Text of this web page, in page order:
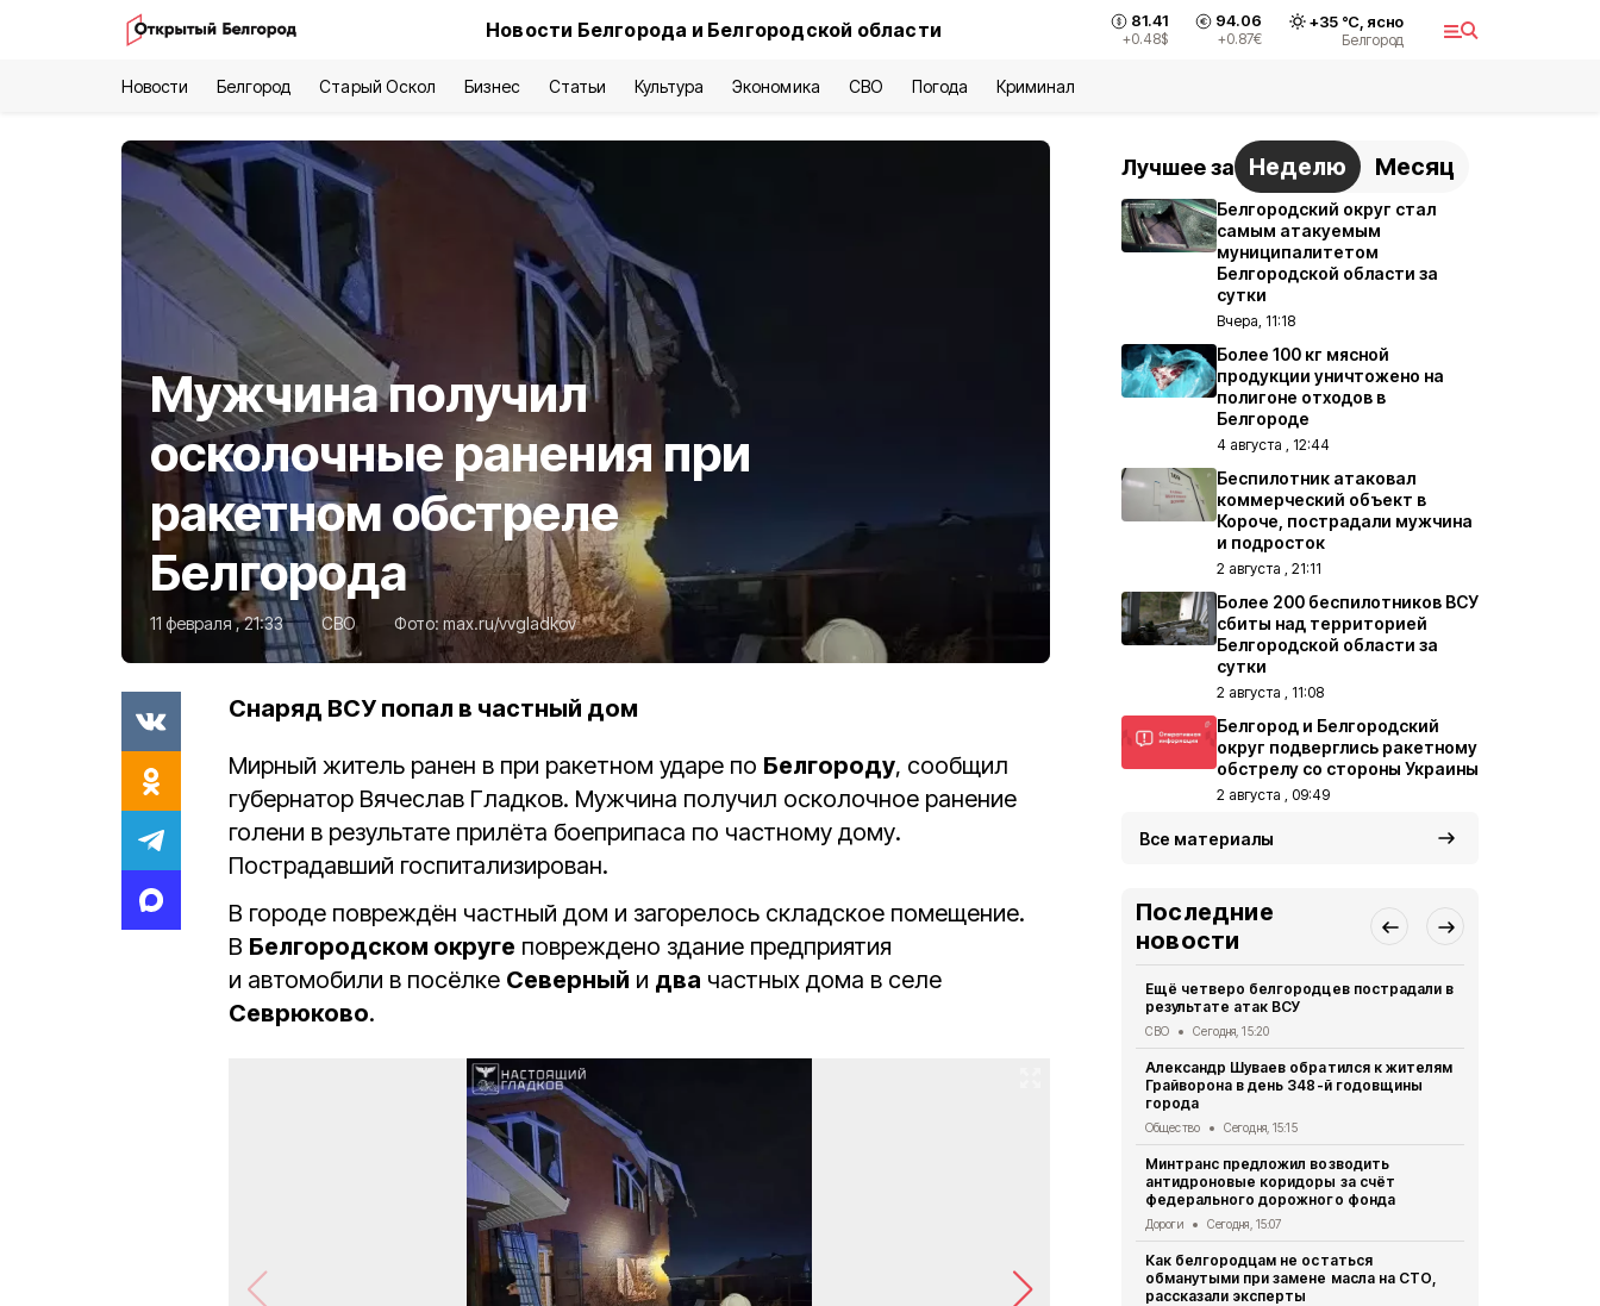
Новости Белгорода и Белгородской области 81.41
+0.48$
94.06
+0.87€
+35°С, ясно
Белгород
Новости Белгород Старый Оскол Бизнес Статьи Культура Экономика СВО Погода Криминал
Мужчина получил
осколочные ранения при
ракетном обстреле
Белгорода
11 февраля , 21:33 СВО Фото: max.ru/vvgladkov
Снаряд ВСУ попал в частный дом
Мирный житель ранен в при ракетном ударе по Белгороду, сообщил
губернатор Вячеслав Гладков. Мужчина получил осколочное ранение
голени в результате прилёта боеприпаса по частному дому.
Пострадавший госпитализирован.
В городе повреждён частный дом и загорелось складское помещение.
В Белгородском округе повреждено здание предприятия
и автомобили в посёлке Северный и два частных дома в селе
Севрюково.
Лучшее за Неделю Месяц
Белгородский округ стал
самым атакуемым
муниципалитетом
Белгородской области за
сутки
Вчера, 11:18
Более 100 кг мясной
продукции уничтожено на
полигоне отходов в
Белгороде
4 августа , 12:44
Беспилотник атаковал
коммерческий объект в
Короче, пострадали мужчина
и подросток
2 августа , 21:11
Более 200 беспилотников ВСУ
сбиты над территорией
Белгородской области за
сутки
2 августа , 11:08
Белгород и Белгородский
округ подверглись ракетному
обстрелу со стороны Украины
2 августа , 09:49
Все материалы
Последние
новости
Ещё четверо белгородцев пострадали в
результате атак ВСУ
СВО Сегодня, 15:20
Александр Шуваев обратился к жителям
Грайворона в день 348-й годовщины
города
Общество Сегодня, 15:15
Минтранс предложил возводить
антидроновые коридоры за счёт
федерального дорожного фонда
Дороги Сегодня, 15:07
Как белгородцам не остаться
обманутыми при замене масла на СТО,
рассказали эксперты